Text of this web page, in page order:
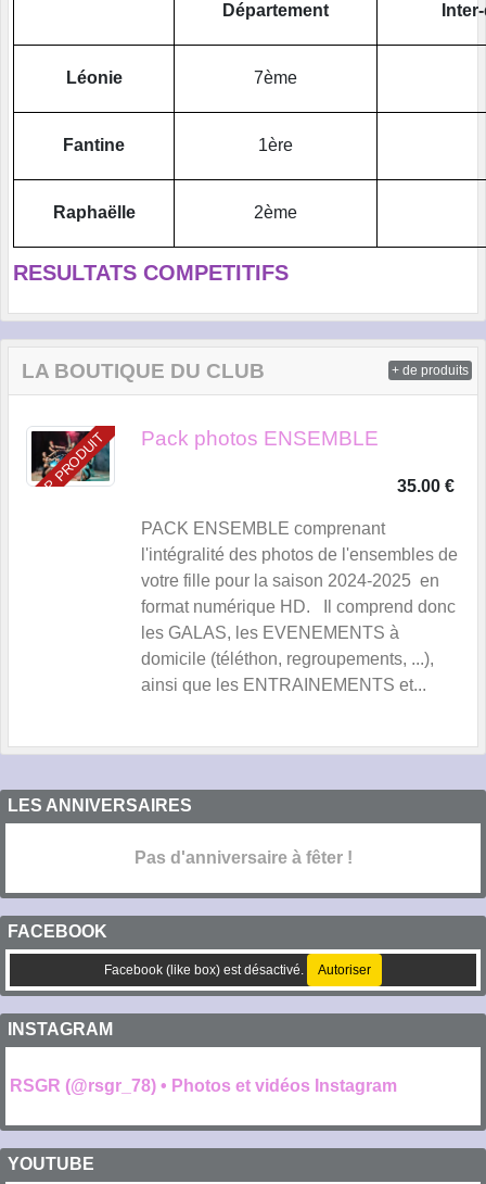
RESULTATS COMPETITIFS
Département
Léonie 7ème
Fantine 1ère
Raphaëlle 2ème
LA BOUTIQUE DU CLUB
TOP PRODUIT Pack photos ENSEMBLE
35.00 €
PACK ENSEMBLE comprenant
l'intégralité des photos de l'ensembles de
votre fille pour la saison 2024-2025 en
format numérique HD. Il comprend donc
les GALAS, les EVENEMENTS à
domicile (téléthon, regroupements, ...),
ainsi que les ENTRAINEMENTS et...
+ de produits
LES ANNIVERSAIRES
Pas d'anniversaire à fêter !
FACEBOOK
Facebook (like box) est désactivé. Autoriser
INSTAGRAM
RSGR (@rsgr_78) • Photos et vidéos Instagram
YOUTUBE